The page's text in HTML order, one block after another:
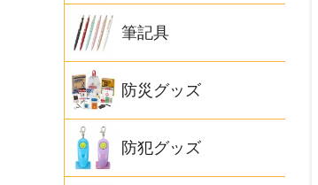
筆記具
防災グッズ
防犯グッズ